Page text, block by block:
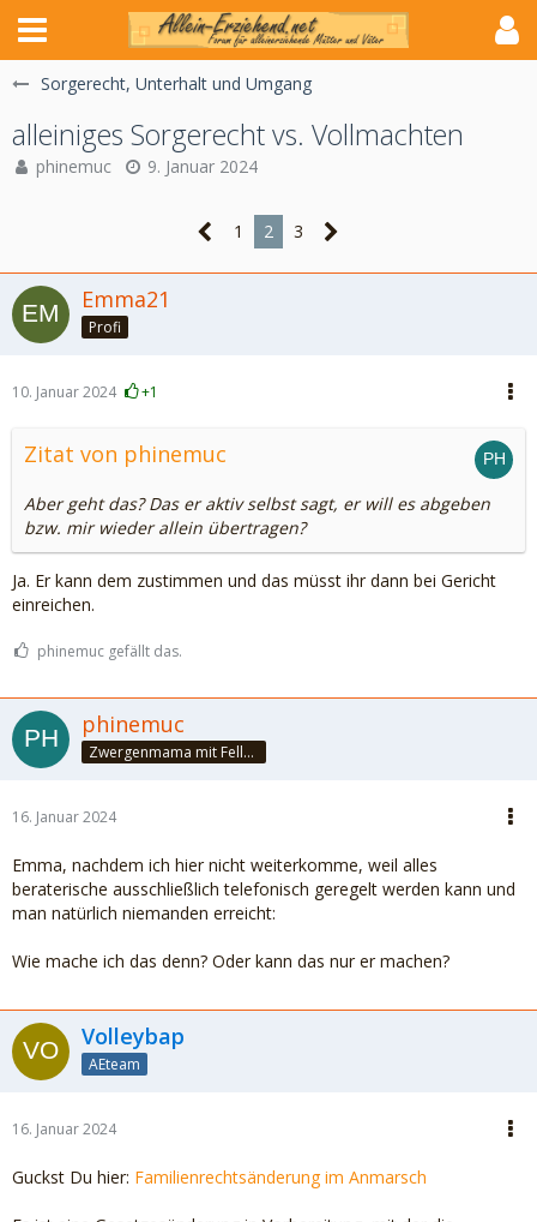
Sorgerecht, Unterhalt und Umgang
alleiniges Sorgerecht vs. Vollmachten
phinemuc 9. Januar 2024
1 2 3
Emma21
Profi
10. Januar 2024 +1
Zitat von phinemuc
Aber geht das? Das er aktiv selbst sagt, er will es abgeben
bzw. mir wieder allein übertragen?
Ja. Er kann dem zustimmen und das müsst ihr dann bei Gericht
einreichen.
phinemuc gefällt das.
phinemuc
Zwergenmama mit Fellnasen
16. Januar 2024
Emma, nachdem ich hier nicht weiterkomme, weil alles
beraterische ausschließlich telefonisch geregelt werden kann und
man natürlich niemanden erreicht:
Wie mache ich das denn? Oder kann das nur er machen?
Volleybap
AEteam
16. Januar 2024
Guckst Du hier: Familienrechtsänderung im Anmarsch